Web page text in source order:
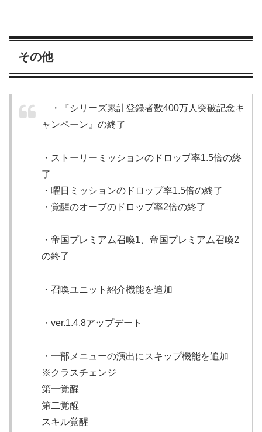
その他
・『シリーズ累計登録者数400万人突破記念キ
ャンペーン』の終了
・ストーリーミッションのドロップ率1.5倍の終
了
・曜日ミッションのドロップ率1.5倍の終了
・覚醒のオーブのドロップ率2倍の終了
・帝国プレミアム召喚1、帝国プレミアム召喚2
の終了
・召喚ユニット紹介機能を追加
・ver.1.4.8アップデート
・一部メニューの演出にスキップ機能を追加
※クラスチェンジ
第一覚醒
第二覚醒
スキル覚醒